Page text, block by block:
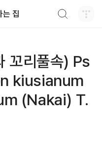
는 집
꼬리풀속) Ps
kiusianum
(Nakai) T.